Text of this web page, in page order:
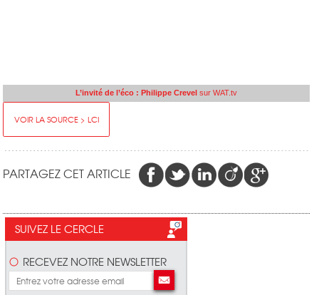
L’invité de l’éco : Philippe Crevelsur WAT.tv
VOIR LA SOURCE > LCI
PARTAGEZ CET ARTICLE
SUIVEZ LE CERCLE
RECEVEZ NOTRE NEWSLETTER